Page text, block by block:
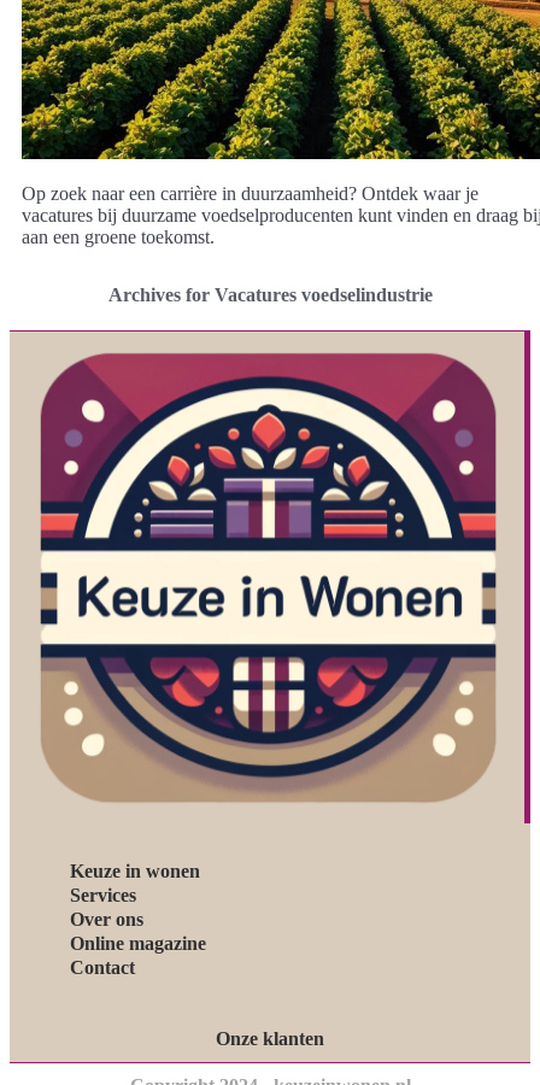
Op zoek naar een carrière in duurzaamheid? Ontdek waar je
vacatures bij duurzame voedselproducenten kunt vinden en draag
aan een groene toekomst.
Archives for Vacatures voedselindustrie
Keuze in wonen
Services
Over ons
Online magazine
Contact
Onze klanten